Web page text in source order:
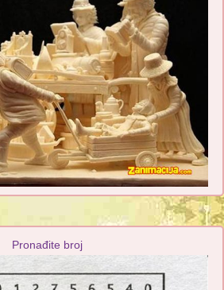
Pronađite broj